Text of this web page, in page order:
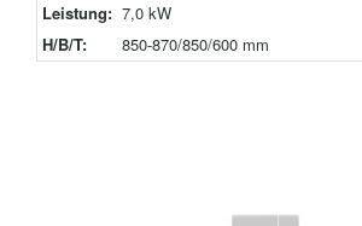
Leistung: 7,0 kW
H/B/T:
850-870/850/600 mm